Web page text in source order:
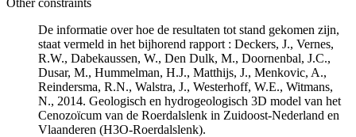
De informatie over hoe de resultaten tot stand gekomen zijn,
staat vermeld in het bijhorend rapport : Deckers, J., Vernes,
R.W., Dabekaussen, W., Den Dulk, M., Doornenbal, J.C.,
Dusar, M., Hummelman, H.J., Matthijs, J., Menkovic, A.,
Reindersma, R.N., Walstra, J., Westerhoff, W.E., Witmans,
N., 2014. Geologisch en hydrogeologisch 3D model van het
Cenozoïcum van de Roerdalslenk in Zuidoost-Nederland en
Vlaanderen (H3O-Roerdalslenk).